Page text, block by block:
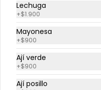
$9.500
Hamburguesa
motoburguer
Hamburguesa, queso, tocino,
Lechuga
+$1.900
Mayonesa
+$900
Ají verde
+$900
Ají posillo